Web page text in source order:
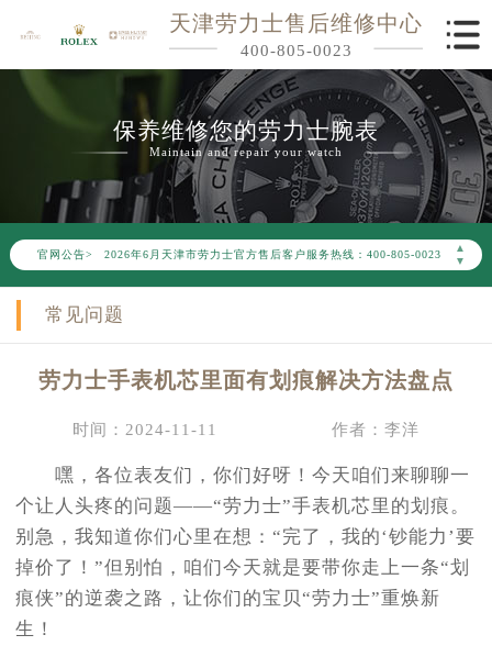
天津劳力士售后维修中心
400-805-0023
保养维修您的劳力士腕表
Maintain and repair your watch
官网公告>
▲
▼
2026年6月劳力士天津市售后服务网络优化升级公告
2026年6月天津市劳力士官方售后客户服务热线：400-805-0023
2026年6月劳力士售后服务中心最新网点地址：
节假日正常营业！
常见问题
劳力士手表机芯里面有划痕解决方法盘点
时间：2024-11-11 作者：李洋
嘿，各位表友们，你们好呀！今天咱们来聊聊一
个让人头疼的问题——“劳力士”手表机芯里的划痕。
别急，我知道你们心里在想：“完了，我的‘钞能力’要
掉价了！”但别怕，咱们今天就是要带你走上一条“划
痕侠”的逆袭之路，让你们的宝贝“劳力士”重焕新
生！